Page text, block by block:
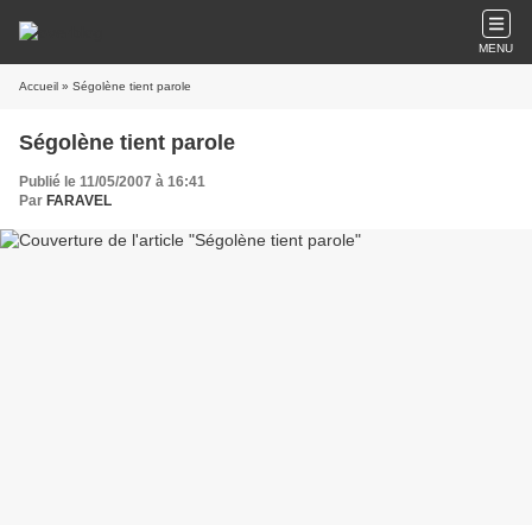
MENU
Accueil » Ségolène tient parole
Ségolène tient parole
Publié le 11/05/2007 à 16:41
Par FARAVEL